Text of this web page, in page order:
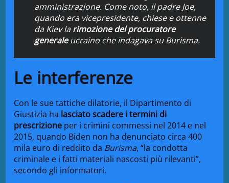
amministrazione. Come noto, il padre Joe,
quando era vicepresidente, chiese e ottenne
da Kiev larimozione del procuratore
generaleucraino che indagava suBurisma.
Le interferenze
Con le sue tattiche dilatorie, il Dipartimento di
Giustizia ha lasciato scadere i termini di
prescrizione per i crimini commessi nel 2014 e nel
2015, quando Biden non ha denunciato circa 400
mila euro di reddito da Burisma, “la condotta
criminale e i fatti materiali nascosti più rilevanti”,
secondo gli informatori.